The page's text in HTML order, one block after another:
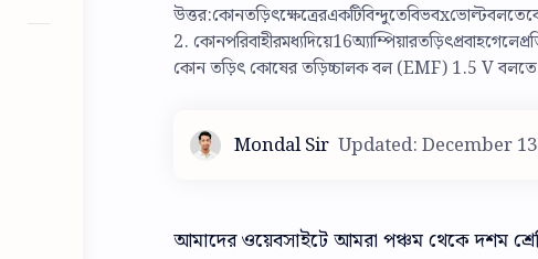
2.
কোন তড়িৎ কোষের তড়িচ্চালক বল (EMF) 1.5 V বলতে
আমাদের ওয়েবসাইটে আমরা পঞ্চম থেকে দশম